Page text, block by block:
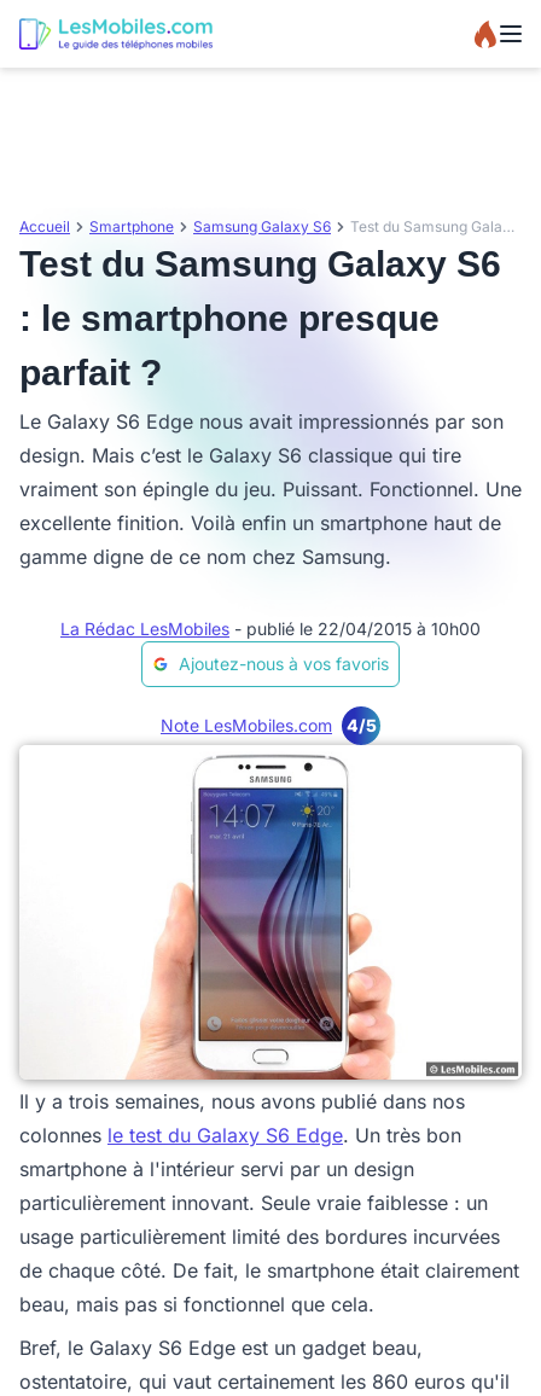
Accueil Smartphone Samsung Galaxy S6 Test du Samsung Galaxy S6 : le smartphone presque parfait ?
Test du Samsung Galaxy S6
: le smartphone presque
parfait ?
Le Galaxy S6 Edge nous avait impressionnés par son
design. Mais c’est le Galaxy S6 classique qui tire
vraiment son épingle du jeu. Puissant. Fonctionnel. Une
excellente finition. Voilà enfin un smartphone haut de
gamme digne de ce nom chez Samsung.
La Rédac LesMobiles - publié le 22/04/2015 à 10h00
Ajoutez-nous à vos favoris
Note LesMobiles.com 4/5
Il y a trois semaines, nous avons publié dans nos
colonnes le test du Galaxy S6 Edge. Un très bon
smartphone à l'intérieur servi par un design
particulièrement innovant. Seule vraie faiblesse : un
usage particulièrement limité des bordures incurvées
de chaque côté. De fait, le smartphone était clairement
beau, mais pas si fonctionnel que cela.
Bref, le Galaxy S6 Edge est un gadget beau,
ostentatoire, qui vaut certainement les 860 euros qu'il